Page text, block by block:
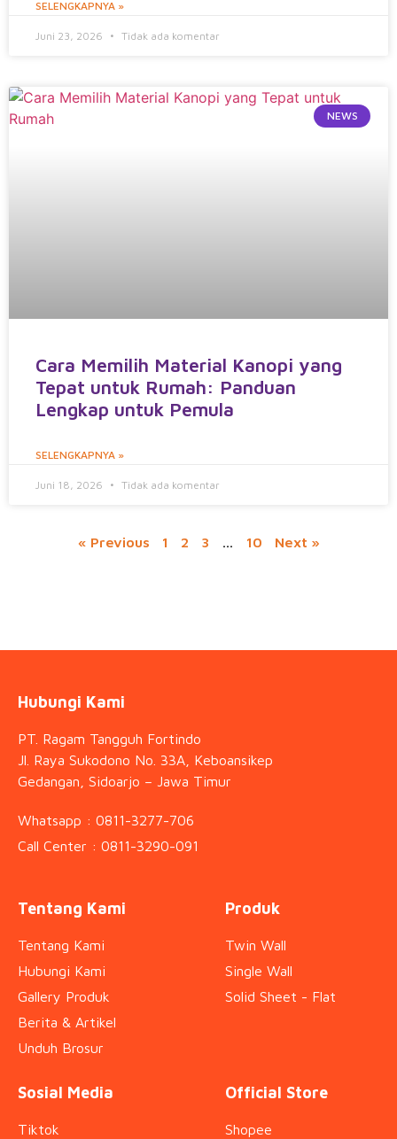
SELENGKAPNYA »
Juni 23, 2026 Tidak ada komentar
NEWS
Cara Memilih Material Kanopi yang
Tepat untuk Rumah: Panduan
Lengkap untuk Pemula
SELENGKAPNYA »
Juni 18, 2026 Tidak ada komentar
« Previous 1 2 3 … 10 Next »
Hubungi Kami
PT. Ragam Tangguh Fortindo
Jl. Raya Sukodono No. 33A, Keboansikep
Gedangan, Sidoarjo – Jawa Timur
Whatsapp : 0811-3277-706
Call Center : 0811-3290-091
Tentang Kami
Tentang Kami
Hubungi Kami
Gallery Produk
Berita & Artikel
Unduh Brosur
Produk
Twin Wall
Single Wall
Solid Sheet - Flat
Sosial Media
Tiktok
Official Store
Shopee